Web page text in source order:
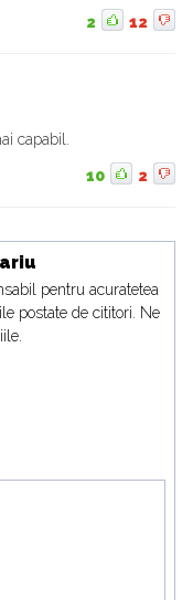
2 12
capabil.
10 2
pentru acuratetea
postate de cititori. Ne